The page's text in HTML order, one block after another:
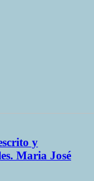
y
Maria José